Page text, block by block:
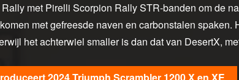
met Pirelli Scorpion Rally STR-banden om de
met gefreesde naven en carbonstalen spaken.
het achterwiel smaller is dan dat van DesertX,